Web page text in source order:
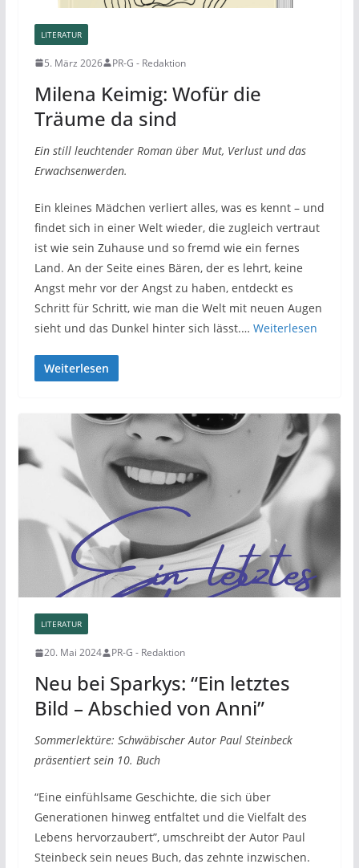
LITERATUR
5. März 2026 PR-G - Redaktion
Milena Keimig: Wofür die
Träume da sind
Ein still leuchtender Roman über Mut, Verlust und das
Erwachsenwerden.
Ein kleines Mädchen verliert alles, was es kennt – und
findet sich in einer Welt wieder, die zugleich vertraut
ist wie sein Zuhause und so fremd wie ein fernes
Land. An der Seite eines Bären, der es lehrt, keine
Angst mehr vor der Angst zu haben, entdeckt es
Schritt für Schritt, wie man die Welt mit neuen Augen
sieht und das Dunkel hinter sich lässt.… Weiterlesen
Weiterlesen
LITERATUR
20. Mai 2024 PR-G - Redaktion
Neu bei Sparkys: “Ein letztes
Bild – Abschied von Anni”
Sommerlektüre: Schwäbischer Autor Paul Steinbeck
präsentiert sein 10. Buch
“Eine einfühlsame Geschichte, die sich über
Generationen hinweg entfaltet und die Vielfalt des
Lebens hervorzaubert”, umschreibt der Autor Paul
Steinbeck sein neues Buch, das zehnte inzwischen.